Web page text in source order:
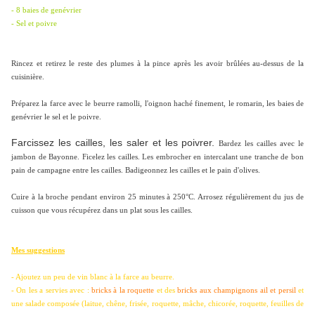
- 8 baies de genévrier
- Sel et poivre
Rincez et retirez le reste des plumes à la pince après les avoir brûlées au-dessus de la
cuisinière.
Préparez la farce avec le beurre ramolli, l'oignon haché finement, le romarin, les baies de
genévrier le sel et le poivre.
Farcissez les cailles, les saler et les poivrer.Bardez les cailles avec le
jambon de Bayonne. Ficelez les cailles. Les embrocher en intercalant une tranche de bon
pain de campagne entre les cailles. Badigeonnez les cailles et le pain d'olives.
Cuire à la broche pendant environ 25 minutes à 250°C. Arrosez régulièrement du jus de
cuisson que vous récupérez dans un plat sous les cailles.
Mes suggestions
- Ajoutez un peu de vin blanc à la farce au beurre.
- On les a servies avec : bricks à la roquette et desbricks aux champignons ail et persil et
une salade composée (laitue, chêne, frisée, roquette, mâche, chicorée, roquette, feuilles de